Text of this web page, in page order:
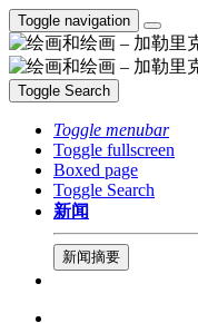
Toggle navigation
Toggle Search
Toggle menubar
Toggle fullscreen
Boxed page
Toggle Search
新闻
新闻摘要